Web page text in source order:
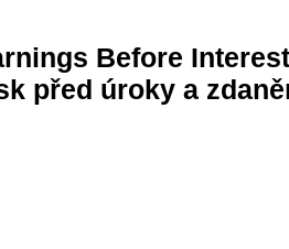
Before
před úroky a